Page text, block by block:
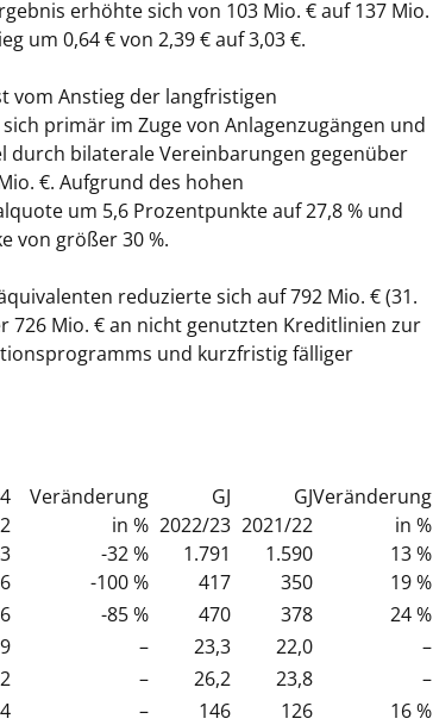
erhöhte sich von 103 Mio. € auf 137 Mio.
um 0,64 € von 2,39 € auf 3,03 €.
vom Anstieg der langfristigen
primär im Zuge von Anlagenzugängen und
durch bilaterale Vereinbarungen gegenüber
€. Aufgrund des hohen
um 5,6 Prozentpunkte auf 27,8 % und
von größer 30 %.
reduzierte sich auf 792 Mio. € (31.
726 Mio. € an nicht genutzten Kreditlinien zur
und kurzfristig fälliger
Veränderung
in %
GJ
2022/23
GJ
2021/22
Veränderung
in %
-32 % 1.791 1.590
13 %
-100 % 417 350
19 %
-85 % 470 378
24 %
– 23,3 22,0
–
– 26,2 23,8
–
– 146 126
16 %